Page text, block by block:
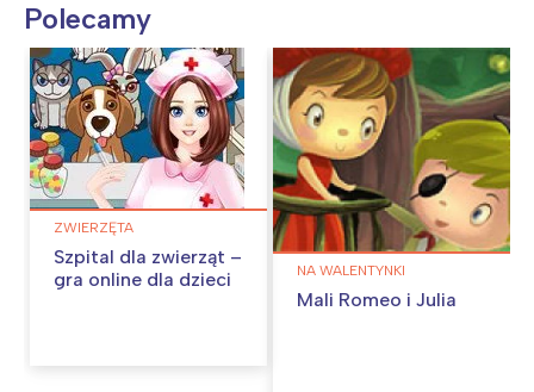
Polecamy
ZWIERZĘTA
Szpital dla zwierząt –
gra online dla dzieci
NA WALENTYNKI
Mali Romeo i Julia